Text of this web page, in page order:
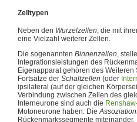
Zelltypen
Neben den Wurzelzellen, die mit
eine Vielzahl weiterer Zellen.
Die sogenannten Binnenzellen,
Integrationsleistungen des
Eigenapparat gehören des
Fortsätze der Schaltzellen (oder
ipsilateral (auf der gleichen
Verbindung zwischen Zellen des
Interneurone sind auch die
Motoneurone haben. Die
Rückenmarkssegmente